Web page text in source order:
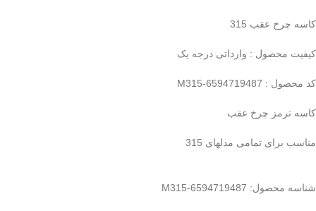
کاسه چرخ عقب 315
کیفیت محصول : وارداتی درجه یک
کد محصول : M315-6594719487
کاسه ترمز چرخ عقب
مناسب برای تمامی مدلهای 315
شناسه محصول: M315-6594719487